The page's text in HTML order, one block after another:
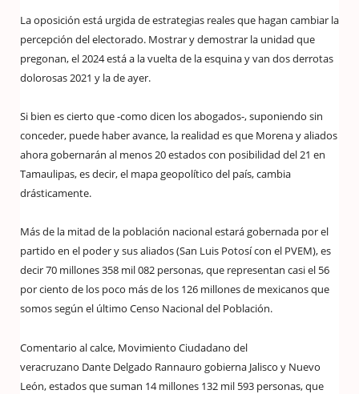
La oposición está urgida de estrategias reales que hagan cambiar la
percepción del electorado. Mostrar y demostrar la unidad que
pregonan, el 2024 está a la vuelta de la esquina y van dos derrotas
dolorosas 2021 y la de ayer.
Si bien es cierto que -como dicen los abogados-, suponiendo sin
conceder, puede haber avance, la realidad es que Morena y aliados
ahora gobernarán al menos 20 estados con posibilidad del 21 en
Tamaulipas, es decir, el mapa geopolítico del país, cambia
drásticamente.
Más de la mitad de la población nacional estará gobernada por el
partido en el poder y sus aliados (San Luis Potosí con el PVEM), es
decir 70 millones 358 mil 082 personas, que representan casi el 56
por ciento de los poco más de los 126 millones de mexicanos que
somos según el último Censo Nacional del Población.
Comentario al calce, Movimiento Ciudadano del
veracruzano Dante Delgado Rannauro gobierna Jalisco y Nuevo
León, estados que suman 14 millones 132 mil 593 personas, que